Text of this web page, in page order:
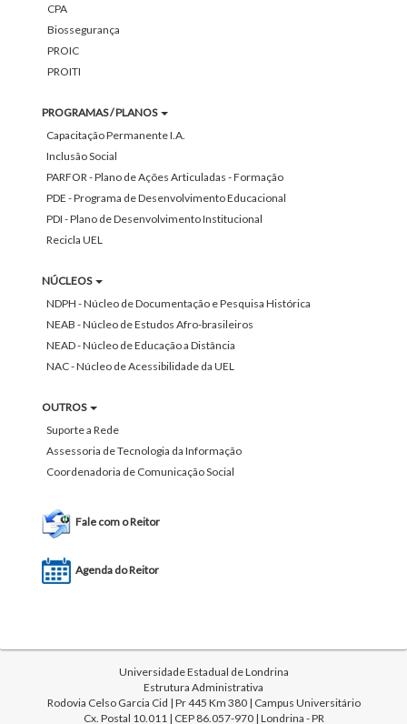
CPA
Biossegurança
PROIC
PROITI
PROGRAMAS / PLANOS
Capacitação Permanente I.A.
Inclusão Social
PARFOR - Plano de Ações Articuladas - Formação
PDE - Programa de Desenvolvimento Educacional
PDI - Plano de Desenvolvimento Institucional
Recicla UEL
NÚCLEOS
NDPH - Núcleo de Documentação e Pesquisa Histórica
NEAB - Núcleo de Estudos Afro-brasileiros
NEAD - Núcleo de Educação a Distância
NAC - Núcleo de Acessibilidade da UEL
OUTROS
Suporte a Rede
Assessoria de Tecnologia da Informação
Coordenadoria de Comunicação Social
Fale com o Reitor
Agenda do Reitor
Universidade Estadual de Londrina
Estrutura Administrativa
Rodovia Celso Garcia Cid | Pr 445 Km 380 | Campus Universitário
Cx. Postal 10.011 | CEP 86.057-970 | Londrina - PR